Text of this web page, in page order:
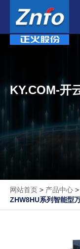
KY.COM-开
网站首页 > 产品中心 >
ZHW8HU系列智能型